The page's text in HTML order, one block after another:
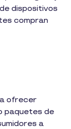
dispositivos
compran
ofrecer
paquetes de
a